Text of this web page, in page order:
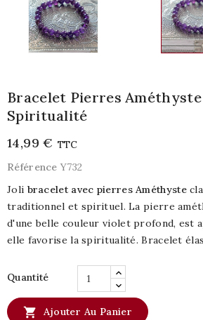
Bracelet Pierres
Spiritualité
14,99 € TTC
Référence Y732
Joli bracelet avec pierres Améthyste
traditionnel et spirituel. La pierre
d'une belle couleur violet profond, est
elle favorise la spiritualité. Bracelet
Quantité
 Ajouter Au Panier